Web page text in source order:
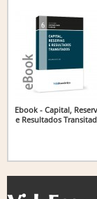
Ebook - Capital,
e Resultados